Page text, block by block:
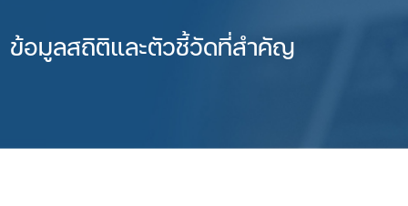
ข้อมูลสถิติและตัวชี้วัดที่สำคัญ